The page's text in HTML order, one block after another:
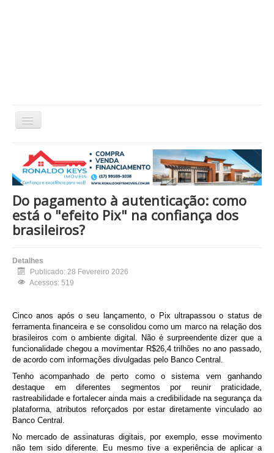
Alternar
Home Cultura Economia Educação
Esportes Eventos Filmes em Cartaz Região
Política Saúde Tecnologia Cinema / Série / TV
Nacional / Mundo Vida / Estilo Artigo / Coluna
Do pagamento à autenticação: como
está o "efeito Pix" na confiança dos
brasileiros?
Detalhes
Publicado: 28 Fevereiro 2026
Acessos: 519
Cinco anos após o seu lançamento, o Pix ultrapassou o status de
ferramenta financeira e se consolidou como um marco na relação dos
brasileiros com o ambiente digital. Não é surpreendente dizer que a
funcionalidade chegou a movimentar R$26,4 trilhões no ano passado,
de acordo com informações divulgadas pelo Banco Central.
Tenho acompanhado de perto como o sistema vem ganhando
destaque em diferentes segmentos por reunir praticidade,
rastreabilidade e fortalecer ainda mais a credibilidade na segurança da
plataforma, atributos reforçados por estar diretamente vinculado ao
Banco Central.
No mercado de assinaturas digitais, por exemplo, esse movimento
não tem sido diferente. Eu mesmo tive a experiência de aplicar a